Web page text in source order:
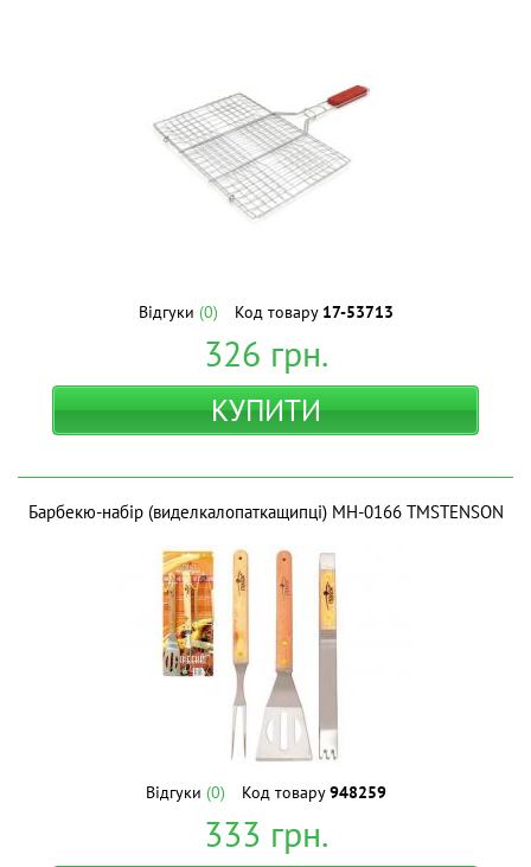
Відгуки (0) Код товару 17-53713
326 грн.
КУПИТИ
Барбекю-набір (виделкалопаткащипці) MH-0166 ТМSTENSON
Відгуки (0) Код товару948259
333 грн.